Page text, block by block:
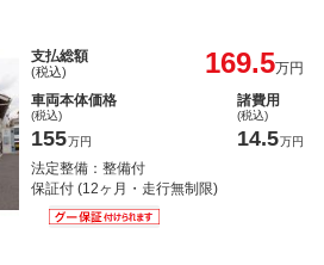
支払総額
(税込) 169.5万円
車両本体価格
(税込)
155万円
諸費用
(税込)
14.5万円
法定整備：整備付
保証付 (12ヶ月・走行無制限)